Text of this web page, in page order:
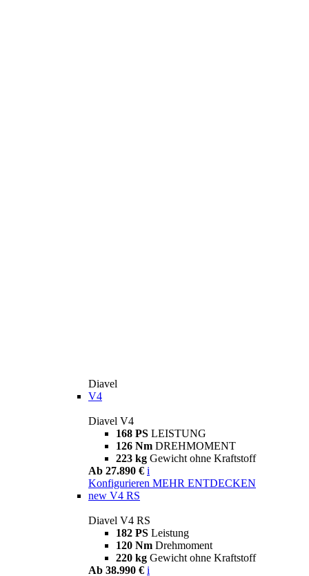
Diavel
V4
Diavel V4
168 PS LEISTUNG
126 Nm DREHMOMENT
223 kg Gewicht ohne Kraftstoff
Ab 27.890 € i
Konfigurieren MEHR ENTDECKEN
new V4 RS
Diavel V4 RS
182 PS Leistung
120 Nm Drehmoment
220 kg Gewicht ohne Kraftstoff
Ab 38.990 € i